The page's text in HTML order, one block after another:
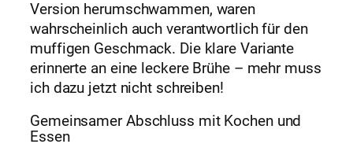
Version herumschwammen, waren
wahrscheinlich auch verantwortlich für den
muffigen Geschmack. Die klare Variante
erinnerte an eine leckere Brühe – mehr muss
ich dazu jetzt nicht schreiben!
Gemeinsamer Abschluss mit Kochen und
Essen